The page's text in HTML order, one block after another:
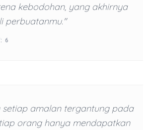
kebodohan, yang akhirnya
perbuatanmu."
6
setiap amalan tergantung pada
orang hanya mendapatkan